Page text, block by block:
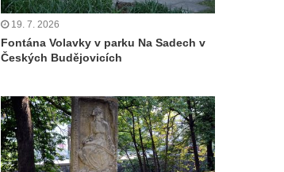
19. 7. 2026
Fontána Volavky v parku Na Sadech v
Českých Budějovicích